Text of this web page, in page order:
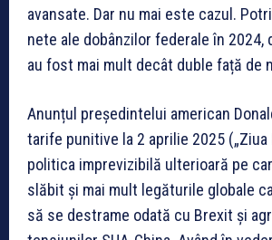
avansate. Dar nu mai este cazul.
nete ale dobânzilor federale în 2024,
au fost mai mult decât duble față de
Anunțul președintelui american
tarife punitive la 2 aprilie 2025 („Ziua
politica imprevizibilă ulterioară pe
slăbit și mai mult legăturile globale
să se destrame odată cu Brexit și